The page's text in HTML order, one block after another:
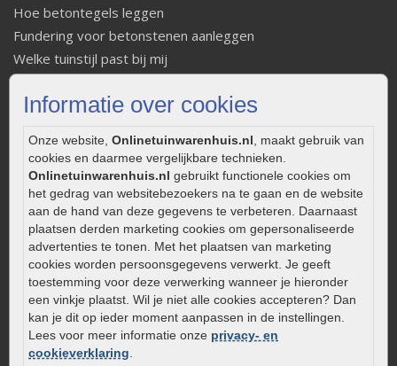
Informatie over cookies
Onze website, Onlinetuinwarenhuis.nl , maakt gebruik van
cookies en daarmee vergelijkbare technieken.
Onlinetuinwarenhuis.nl gebruikt functionele cookies om
het gedrag van websitebezoekers na te gaan en de website
aan de hand van deze gegevens te verbeteren. Daarnaast
plaatsen derden marketing cookies om gepersonaliseerde
advertenties te tonen. Met het plaatsen van marketing
cookies worden persoonsgegevens verwerkt. Je geeft
toestemming voor deze verwerking wanneer je hieronder
een vinkje plaatst. Wil je niet alle cookies accepteren? Dan
kan je dit op ieder moment aanpassen in de instellingen.
Lees voor meer informatie onze privacy- en
cookieverklaring
Hoe betontegels leggen
Fundering voor betonstenen aanleggen
Welke tuinstijl past bij mij
Legverbanden gebakken bestrating
Aanlegtips voor gebakken bestrating
Zelf een terras aanleggen
Kleine stadstuin inrichten
0320 – 219170
Kaapstanderweg 41
8243 RB Lelystad
info@onlinetuinwarenhuis.nl
Routebeschrijving
Openingstijden